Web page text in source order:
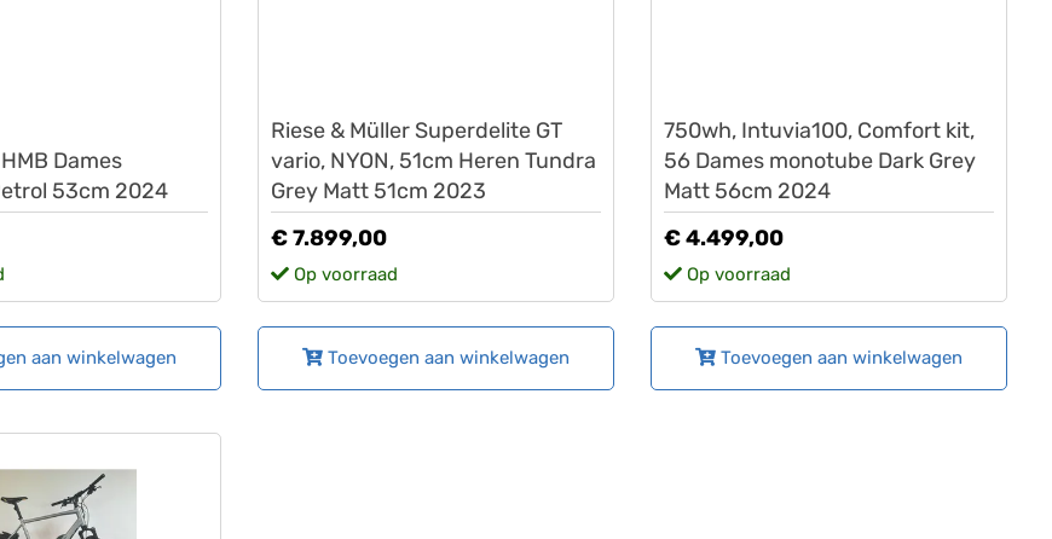
Dames
53cm 2024
aan winkelwagen
Riese & Müller Superdelite GT
vario, NYON, 51cm Heren Tundra
Grey Matt 51cm 2023
€ 7.899,00
Op voorraad
Toevoegen aan winkelwagen
750wh, Intuvia100, Comfort kit,
56 Dames monotube Dark Grey
Matt 56cm 2024
€ 4.499,00
Op voorraad
Toevoegen aan winkelwagen